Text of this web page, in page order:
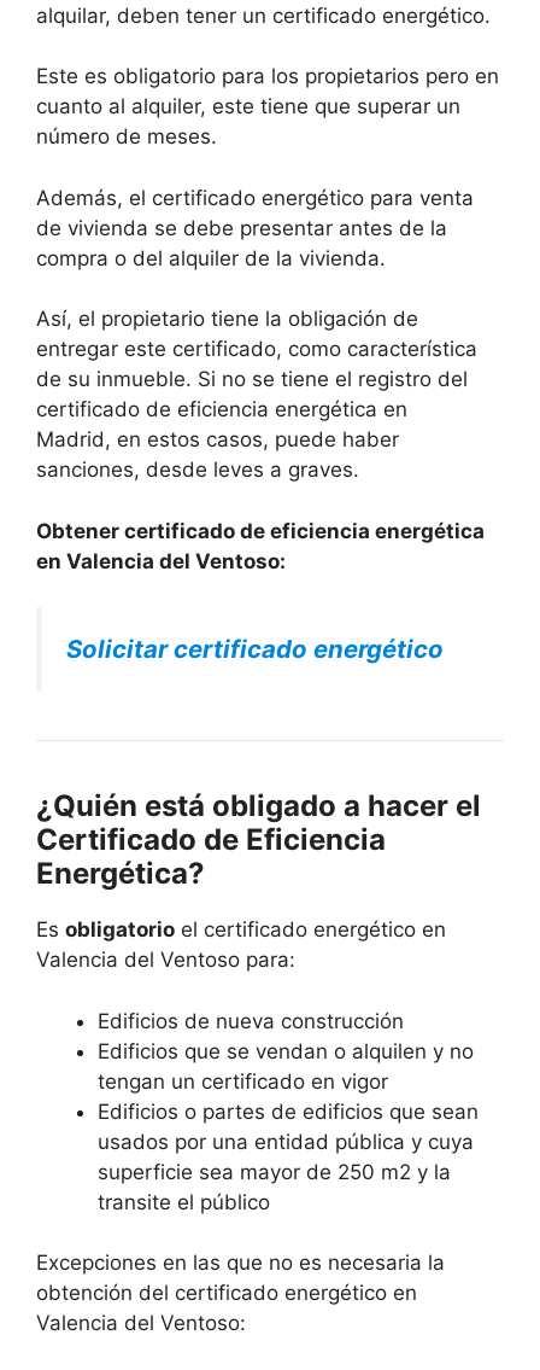
alquilar, deben tener un certificado energético.
Este es obligatorio para los propietarios pero en
cuanto al alquiler, este tiene que superar un
número de meses.
Además, el certificado energético para venta
de vivienda se debe presentar antes de la
compra o del alquiler de la vivienda.
Así, el propietario tiene la obligación de
entregar este certificado, como característica
de su inmueble. Si no se tiene el registro del
certificado de eficiencia energética en
Madrid, en estos casos, puede haber
sanciones, desde leves a graves.
Obtener certificado de eficiencia energética
en Valencia del Ventoso:
Solicitar certificado energético
¿Quién está obligado a hacer el
Certificado de Eficiencia
Energética?
Es obligatorio el certificado energético en
Valencia del Ventoso para:
Edificios de nueva construcción
Edificios que se vendan o alquilen y no
tengan un certificado en vigor
Edificios o partes de edificios que sean
usados por una entidad pública y cuya
superficie sea mayor de 250 m2 y la
transite el público
Excepciones en las que no es necesaria la
obtención del certificado energético en
Valencia del Ventoso: